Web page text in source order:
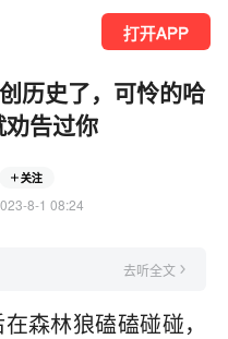
打开APP
历史了，可怜的哈
告过你
关注
2023-8-1 08:24
去听全文
森林狼磕磕碰碰，